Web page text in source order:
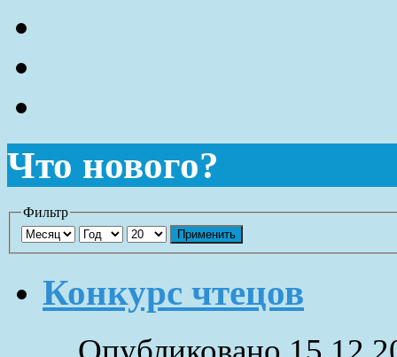
Что нового?
Фильтр
Применить
Конкурс чтецов